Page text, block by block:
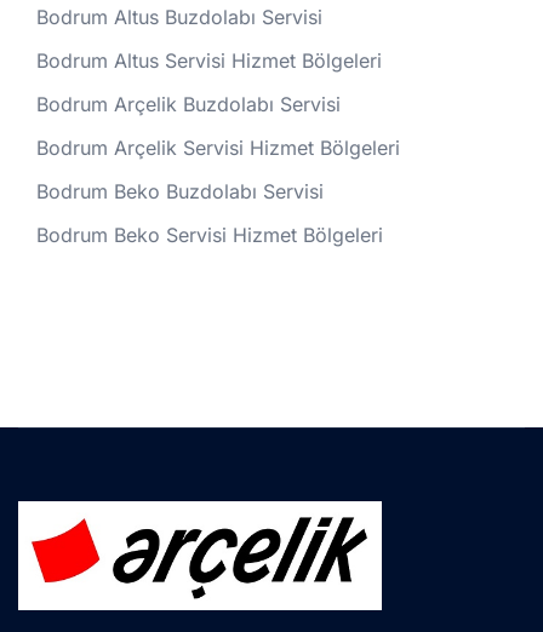
Bodrum Altus Buzdolabı Servisi
Bodrum Altus Servisi Hizmet Bölgeleri
Bodrum Arçelik Buzdolabı Servisi
Bodrum Arçelik Servisi Hizmet Bölgeleri
Bodrum Beko Buzdolabı Servisi
Bodrum Beko Servisi Hizmet Bölgeleri